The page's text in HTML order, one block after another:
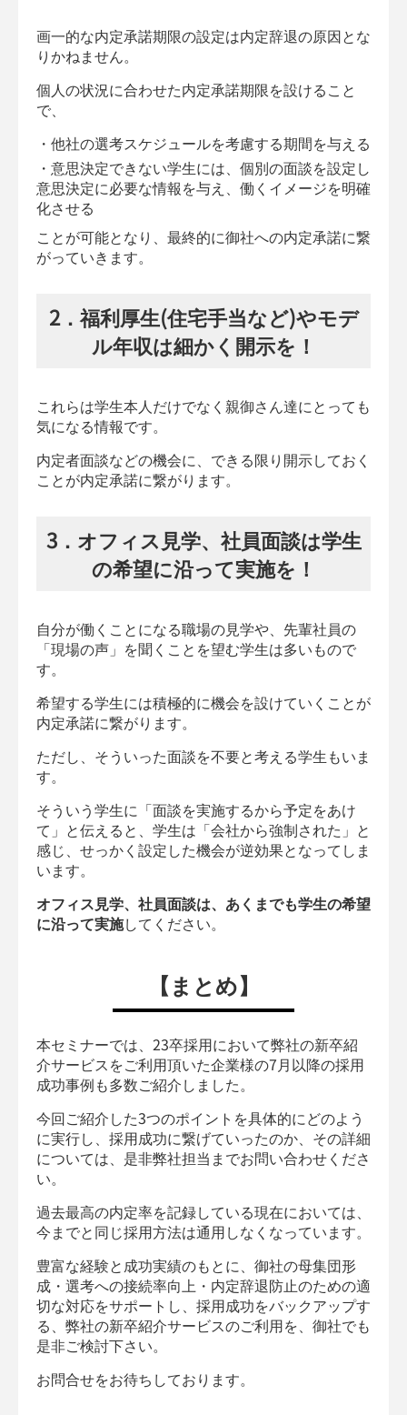
画一的な内定承諾期限の設定は内定辞退の原因とな
りかねません。
個人の状況に合わせた内定承諾期限を設けること
で、
・他社の選考スケジュールを考慮する期間を与える
・意思決定できない学生には、個別の面談を設定し
意思決定に必要な情報を与え、働くイメージを明確
化させる
ことが可能となり、最終的に御社への内定承諾に繋
がっていきます。
2．福利厚生(住宅手当など)やモデ
ル年収は細かく開示を！
これらは学生本人だけでなく親御さん達にとっても
気になる情報です。
内定者面談などの機会に、できる限り開示しておく
ことが内定承諾に繋がります。
3．オフィス見学、社員面談は学生
の希望に沿って実施を！
自分が働くことになる職場の見学や、先輩社員の
「現場の声」を聞くことを望む学生は多いもので
す。
希望する学生には積極的に機会を設けていくことが
内定承諾に繋がります。
ただし、そういった面談を不要と考える学生もいま
す。
そういう学生に「面談を実施するから予定をあけ
て」と伝えると、学生は「会社から強制された」と
感じ、せっかく設定した機会が逆効果となってしま
います。
オフィス見学、社員面談は、あくまでも学生の希望
に沿って実施してください。
【まとめ】
本セミナーでは、23卒採用において弊社の新卒紹
介サービスをご利用頂いた企業様の7月以降の採用
成功事例も多数ご紹介しました。
今回ご紹介した3つのポイントを具体的にどのよう
に実行し、採用成功に繋げていったのか、その詳細
については、是非弊社担当までお問い合わせくださ
い。
過去最高の内定率を記録している現在においては、
今までと同じ採用方法は通用しなくなっています。
豊富な経験と成功実績のもとに、御社の母集団形
成・選考への接続率向上・内定辞退防止のための適
切な対応をサポートし、採用成功をバックアップす
る、弊社の新卒紹介サービスのご利用を、御社でも
是非ご検討下さい。
お問合せをお待ちしております。